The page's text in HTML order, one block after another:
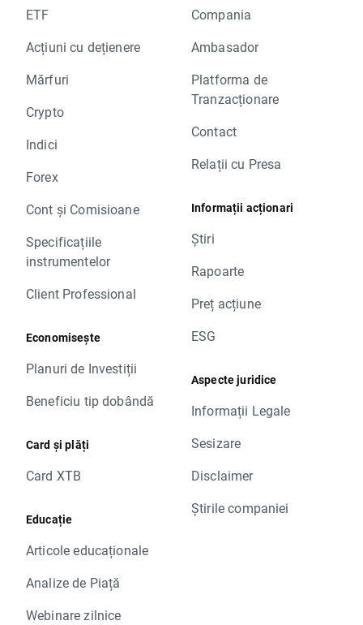
ETF
Acțiuni cu dețienere
Mărfuri
Crypto
Indici
Forex
Cont și Comisioane
Specificațiile
instrumentelor
Client Professional
Economisește
Planuri de Investiții
Beneficiu tip dobândă
Card și plăți
Card XTB
Educație
Articole educaționale
Analize de Piață
Webinare zilnice
Compania
Ambasador
Platforma de
Tranzacționare
Contact
Relații cu Presa
Informații acționari
Știri
Rapoarte
Preț acțiune
ESG
Aspecte juridice
Informații Legale
Sesizare
Disclaimer
Știrile companiei